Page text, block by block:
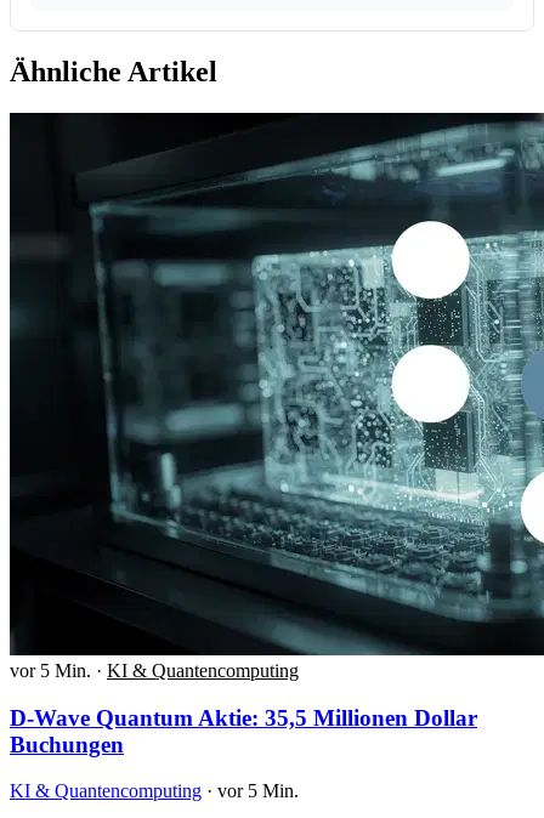
Ähnliche Artikel
vor 5 Min. · KI & Quantencomputing
D-Wave Quantum Aktie: 35,5 Millionen Dollar
Buchungen
KI & Quantencomputing · vor 5 Min.